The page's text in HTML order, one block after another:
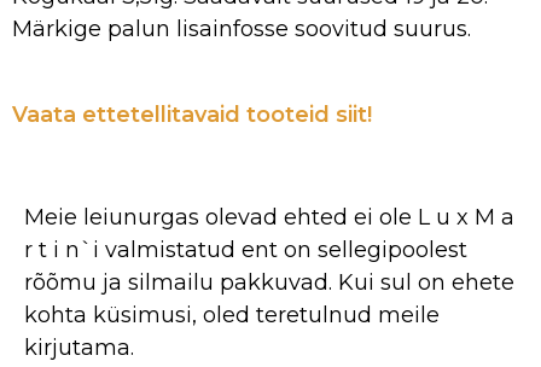
Märkige palun lisainfosse soovitud suurus.
Vaata ettetellitavaid tooteid siit!
Meie leiunurgas olevad ehted ei ole L u x M a
r t i n`i valmistatud ent on sellegipoolest
rõõmu ja silmailu pakkuvad. Kui sul on ehete
kohta küsimusi, oled teretulnud meile
kirjutama.